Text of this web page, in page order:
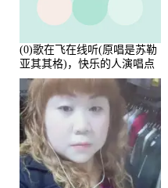
(0)歌在飞在线听(原唱是苏勒
亚其其格)，快乐的人演唱点
播:36次